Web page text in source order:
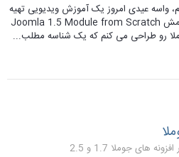
واسه عیدی امروز یک آموزش ویدیویی تهیه
کردم که به صورت سری هست و اسمش Joomla 1.5 Module from Scratch
رو طراحی می کنم که یک شناسه مطلب...
افزونه های جوملا 1.7 و 2.5